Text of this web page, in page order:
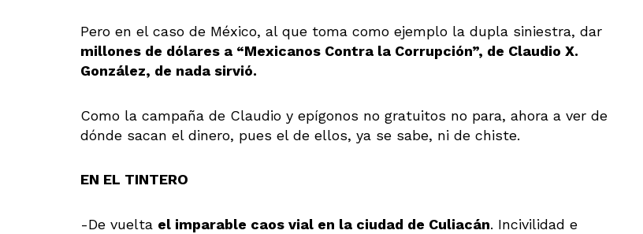
Pero en el caso de México, al que toma como ejemplo la dupla siniestra, dar
millones de dólares a “Mexicanos Contra la Corrupción”, de Claudio X.
González, de nada sirvió.
Como la campaña de Claudio y epígonos no gratuitos no para, ahora a ver de
dónde sacan el dinero, pues el de ellos, ya se sabe, ni de chiste.
EN EL TINTERO
-De vuelta el imparable caos vial en la ciudad de Culiacán. Incivilidad e